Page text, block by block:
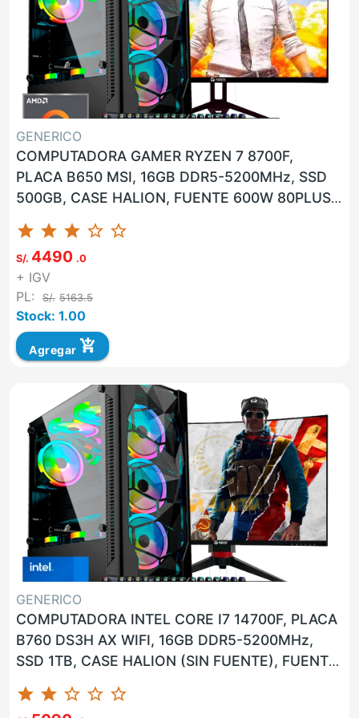
GENERICO
COMPUTADORA GAMER RYZEN 7 8700F,
PLACA B650 MSI, 16GB DDR5-5200MHz, SSD
500GB, CASE HALION, FUENTE 600W 80PLUS
BRONCE, GPU NVIDIA GEFORCE RTX 4060
8GB...
star star star star_border star_border
S/. 4490 .0
+ IGV
PL:
S/. 5163.5
Stock: 1.00
Agregar add_shopping_cart
GENERICO
COMPUTADORA INTEL CORE I7 14700F, PLACA
B760 DS3H AX WIFI, 16GB DDR5-5200MHz,
SSD 1TB, CASE HALION (SIN FUENTE), FUENTE
600W 80PLUS BRONCE, GPU NVIDIA...
star star star_border star_border star_border